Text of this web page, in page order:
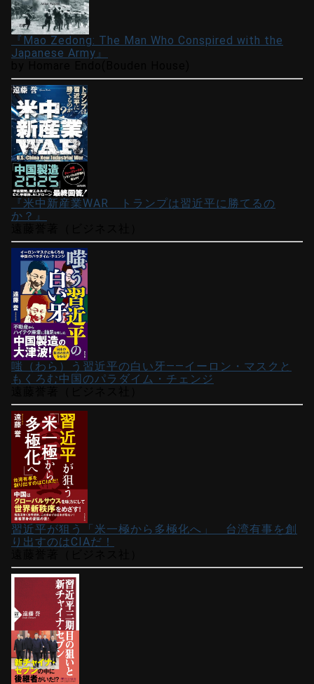
『Mao Zedong: The Man Who Conspired with the
Japanese Army』
『米中新産業WAR トランプは習近平に勝てるの
か？』
嗤（わら）う習近平の白い牙――イーロン・マスクと
もくろむ中国のパラダイム・チェンジ
習近平が狙う「米一極から多極化へ」 台湾有事を創
り出すのはCIAだ！